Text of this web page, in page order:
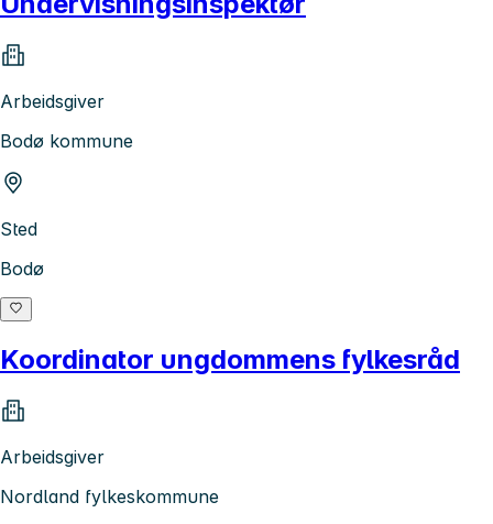
Arbeidsgiver
Bodø kommune
Sted
Bodø
Koordinator ungdommens fylkesråd
Arbeidsgiver
Nordland fylkeskommune